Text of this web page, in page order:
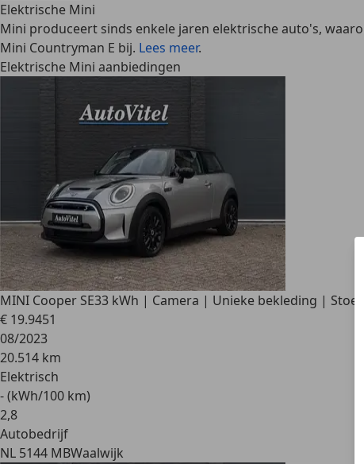
Elektrische Mini
Mini produceert sinds enkele jaren elektrische auto's,
Mini Countryman E bij. Lees meer.
Elektrische Mini aanbiedingen
MINI Cooper SE33 kWh | Camera | Unieke bekleding |
€ 19.9451
08/2023
20.514 km
Elektrisch
- (kWh/100 km)
2,8
Autobedrijf
NL 5144 MBWaalwijk